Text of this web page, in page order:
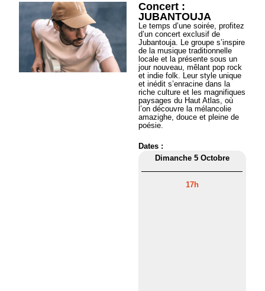
Concert :
JUBANTOUJA
Le temps d’une soirée, profitez
d’un concert exclusif de
Jubantouja. Le groupe s’inspire
de la musique traditionnelle
locale et la présente sous un
jour nouveau, mêlant pop rock
et indie folk. Leur style unique
et inédit s’enracine dans la
riche culture et les magnifiques
paysages du Haut Atlas, où
l’on découvre la mélancolie
amazighe, douce et pleine de
poésie.
Dates :
Dimanche 5 Octobre
17h